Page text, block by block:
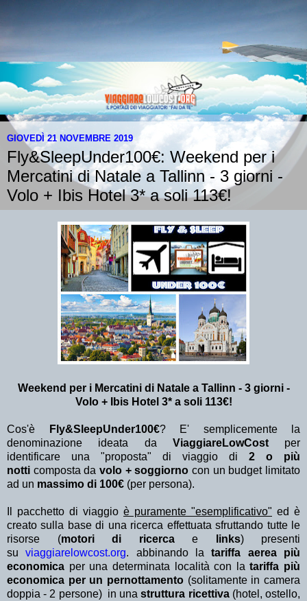
GIOVEDÌ 21 NOVEMBRE 2019
Fly&SleepUnder100€: Weekend per i
Mercatini di Natale a Tallinn - 3 giorni -
Volo + Ibis Hotel 3* a soli 113€!
Weekend per i Mercatini di Natale a Tallinn - 3 giorni -
Volo + Ibis Hotel 3* a soli 113€!
Cos'è Fly&SleepUnder100€? E' semplicemente la
denominazione ideata da ViaggiareLowCostper
identificare una "proposta" di viaggio di 2 o più
notti composta davolo + soggiorno con un budget limitato
ad un massimo di 100€ (per persona).
Il pacchetto di viaggio è puramente "esemplificativo" ed è
creato sulla base di una ricerca effettuata sfruttando tutte le
risorse (motori di ricerca e links) presenti
suviaggiarelowcost.org. abbinando la tariffa aerea più
economica per una determinata località con latariffa più
economica per un pernottamento (solitamente in camera
doppia - 2 persone) in unastruttura ricettiva(hotel, ostello,